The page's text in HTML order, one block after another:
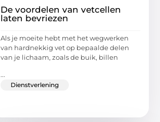
De voordelen van vetcellen
laten bevriezen
Als je moeite hebt met het wegwerken
van hardnekkig vet op bepaalde delen
van je lichaam, zoals de buik, billen
...
Dienstverlening